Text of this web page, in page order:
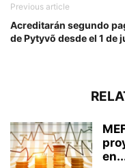
Previous article
Acreditarán segundo
de Pytyvõ desde el 1 de